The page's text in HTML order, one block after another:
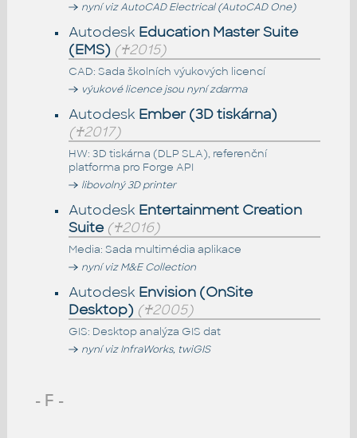
nyní viz AutoCAD Electrical (AutoCAD One)
Autodesk Education Master Suite
(EMS) (♰2015)
CAD: Sada školních výukových licencí
výukové licence jsou nyní zdarma
Autodesk Ember (3D tiskárna)
(♰2017)
HW: 3D tiskárna (DLP SLA), referenční
platforma pro Forge API
libovolný 3D printer
Autodesk Entertainment Creation
Suite (♰2016)
Media: Sada multimédia aplikace
nyní viz M&E Collection
Autodesk Envision (OnSite
Desktop) (♰2005)
GIS: Desktop analýza GIS dat
nyní viz InfraWorks, twiGIS
- F -